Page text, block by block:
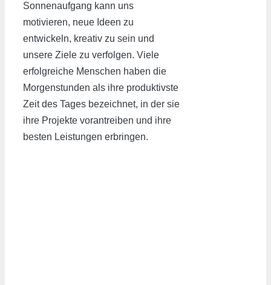
Sonnenaufgang kann uns
motivieren, neue Ideen zu
entwickeln, kreativ zu sein und
unsere Ziele zu verfolgen. Viele
erfolgreiche Menschen haben die
Morgenstunden als ihre produktivste
Zeit des Tages bezeichnet, in der sie
ihre Projekte vorantreiben und ihre
besten Leistungen erbringen.